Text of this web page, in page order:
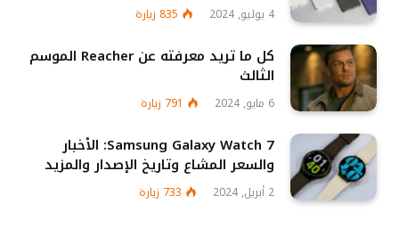
4 يوليو, 2024 835 زيارة
كل ما تريد معرفته عن Reacher الموسم
الثالث
6 مايو, 2024 791 زيارة
Samsung Galaxy Watch 7: الأخبار
والسعر المشاع وتاريخ الإصدار والمزيد
2 أبريل, 2024 733 زيارة